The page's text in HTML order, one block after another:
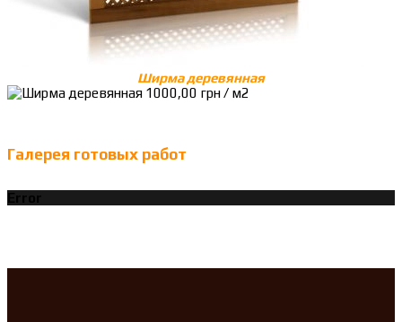
Ширма деревянная
Галерея готовых работ
Error